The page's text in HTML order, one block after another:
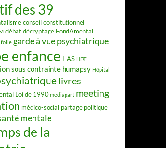
des 39
conseil constitutionnel
débatdécryptage FondAmental
folie garde à vue psychiatrique
enfance HAS HDT
sous contrainte humapsy Hôpital
livres
Loi de 1990 mediapart meeting
médico-social partage politique
mentale
de la